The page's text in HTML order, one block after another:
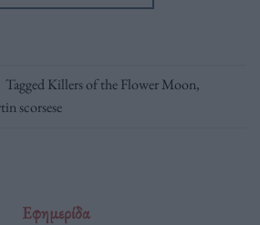
TaggedKillers of the Flower Moon,
scorsese
Εφημερίδα